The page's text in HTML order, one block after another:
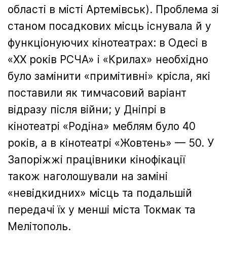
області в місті Артемівськ). Проблема зі
станом посадкових місць існувала й у
функціонуючих кінотеатрах: в Одесі в
«ХХ років РСЧА» і «Крилах» необхідно
було замінити «примітивні» крісла, які
поставили як тимчасовий варіант
відразу після війни; у Дніпрі в
кінотеатрі «Родіна» меблям було 40
років, а в кінотеатрі «Жовтень» — 50. У
Запоріжжі працівники кінофікації
також наголошували на заміні
«невідкидних» місць та подальшій
передачі їх у менші міста Токмак та
Мелітополь.